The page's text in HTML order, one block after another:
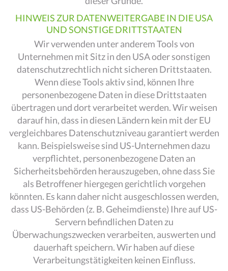
HINWEIS ZUR DATENWEITERGABE IN DIE USA
UND SONSTIGE DRITTSTAATEN
Wir verwenden unter anderem Tools von
Unternehmen mit Sitz in den USA oder sonstigen
datenschutzrechtlich nicht sicheren Drittstaaten.
Wenn diese Tools aktiv sind, können Ihre
personenbezogene Daten in diese Drittstaaten
übertragen und dort verarbeitet werden. Wir weisen
darauf hin, dass in diesen Ländern kein mit der EU
vergleichbares Datenschutzniveau garantiert werden
kann. Beispielsweise sind US-Unternehmen dazu
verpflichtet, personenbezogene Daten an
Sicherheitsbehörden herauszugeben, ohne dass Sie
als Betroffener hiergegen gerichtlich vorgehen
könnten. Es kann daher nicht ausgeschlossen werden,
dass US-Behörden (z. B. Geheimdienste) Ihre auf US-
Servern befindlichen Daten zu
Überwachungszwecken verarbeiten, auswerten und
dauerhaft speichern. Wir haben auf diese
Verarbeitungstätigkeiten keinen Einfluss.